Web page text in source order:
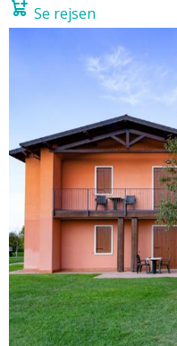
Se rejsen